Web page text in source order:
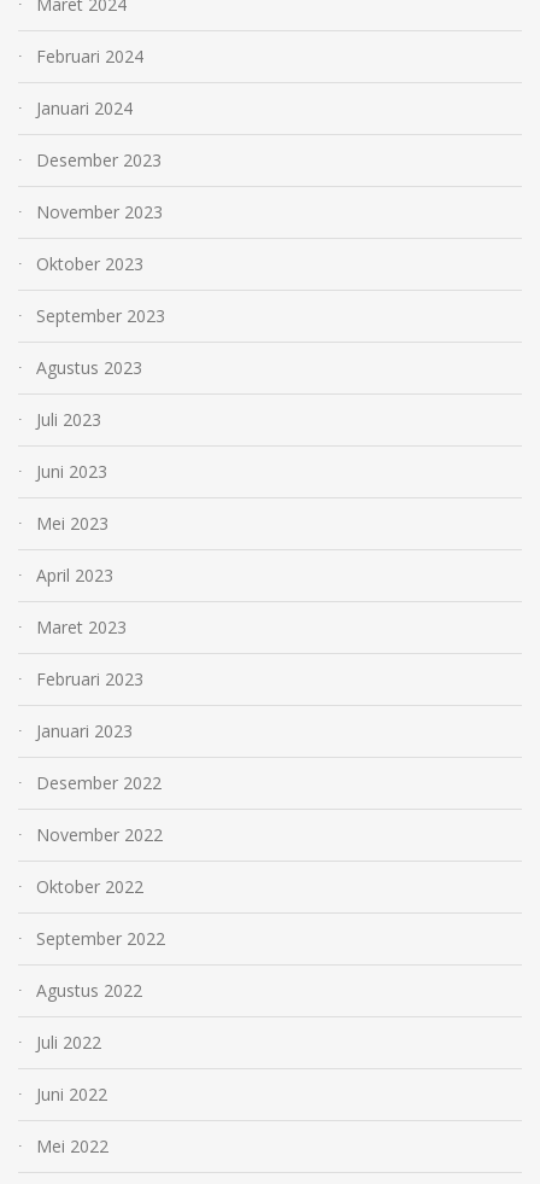
Februari 2024
Januari 2024
Desember 2023
November 2023
Oktober 2023
September 2023
Agustus 2023
Juli 2023
Juni 2023
Mei 2023
April 2023
Maret 2023
Februari 2023
Januari 2023
Desember 2022
November 2022
Oktober 2022
September 2022
Agustus 2022
Juli 2022
Juni 2022
Mei 2022